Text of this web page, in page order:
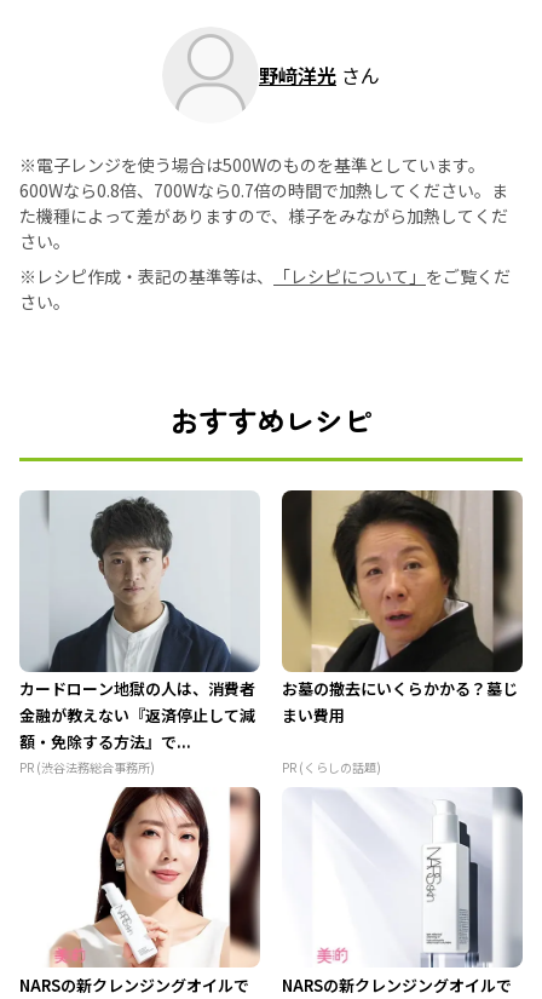
野﨑洋光 さん
※電子レンジを使う場合は500Wのものを基準としています。
600Wなら0.8倍、700Wなら0.7倍の時間で加熱してください。ま
た機種によって差がありますので、様子をみながら加熱してくだ
さい。
※レシピ作成・表記の基準等は、
「レシピについて」 をご覧くだ
さい。
おすすめレシピ
カードローン地獄の人は、消費者
金融が教えない『返済停止して減
額・免除する方法』で...
PR (渋谷法務総合事務所)
お墓の撤去にいくらかかる？墓じ
まい費用
PR (くらしの話題)
NARSの新クレンジングオイルで
NARSの新クレンジングオイルで